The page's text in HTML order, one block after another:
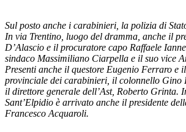
Sul posto anche i carabinieri, la polizia di
In via Trentino, luogo del dramma, anche il
D’Alascio e il procuratore capo Raffaele
sindaco Massimiliano Ciarpella e il suo vice
Presenti anche il questore Eugenio Ferraro e
provinciale dei carabinieri, il colonnello Gino
il direttore generale dell’Ast, Roberto Grinta.
Sant’Elpidio è arrivato anche il presidente
Francesco Acquaroli.